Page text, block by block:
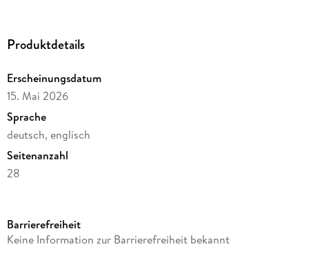
Produktdetails
Erscheinungsdatum
15. Mai 2026
Sprache
deutsch, englisch
Seitenanzahl
28
Verlag/Hersteller
Barrierefreiheit
Keine Information zur Barrierefreiheit bekannt